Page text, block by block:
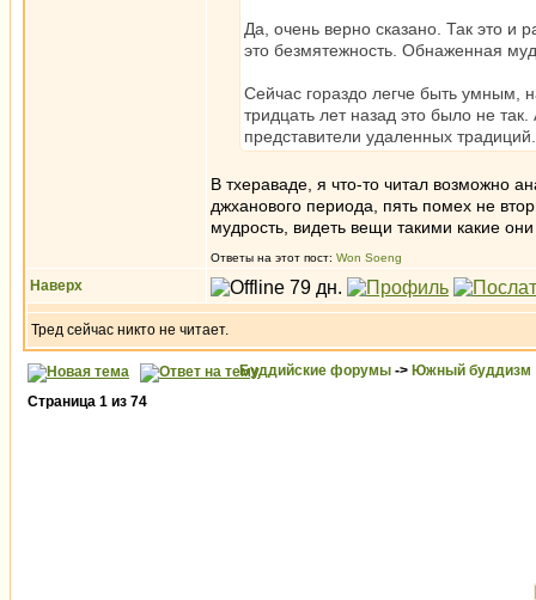
Да, очень верно сказано. Так это и
это безмятежность. Обнаженная
Сейчас гораздо легче быть умным,
тридцать лет назад это было не
представители удаленных
В тхераваде, я что-то читал возможно
джханового периода, пять помех не
мудрость, видеть вещи такими какие
Ответы на этот пост: Won Soeng
Наверх
Тред сейчас никто не читает.
Буддийские форумы -> Южный буддизм
Страница 1 из 74